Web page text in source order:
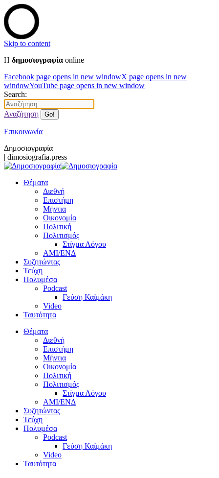
Skip to content
Η δημοσιογραφία online
Facebook page opens in new windowX page opens in new
windowYouTube page opens in new window
Search:
Αναζήτηση
Επικοινωνία
Δημοσιογραφία
| dimosiografia.press
Θέματα
Διεθνή
Επιστήμη
Μήντια
Οικονομία
Πολιτική
Πολιτισμός
Στίγμα Λόγου
AMI/ΕΝΔ
Συζητώντας
Τεύχη
Πολυμέσα
Podcast
Γεύση Καϊμάκη
Video
Ταυτότητα
Θέματα
Διεθνή
Επιστήμη
Μήντια
Οικονομία
Πολιτική
Πολιτισμός
Στίγμα Λόγου
AMI/ΕΝΔ
Συζητώντας
Τεύχη
Πολυμέσα
Podcast
Γεύση Καϊμάκη
Video
Ταυτότητα